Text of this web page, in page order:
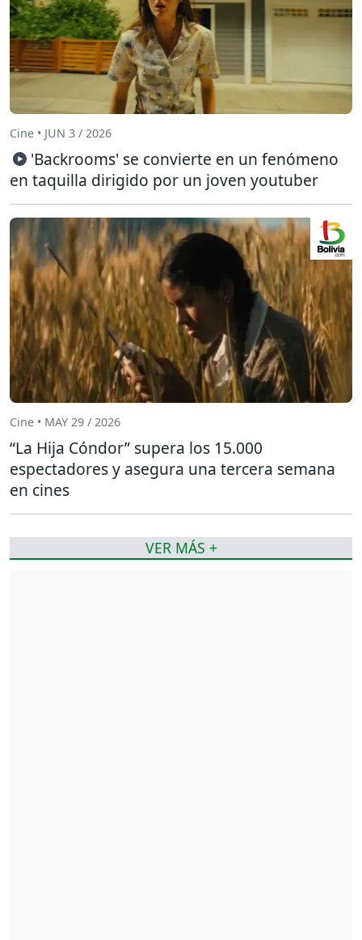
Cine • JUN 3 / 2026
'Backrooms' se convierte en un fenómeno
en taquilla dirigido por un joven youtuber
Cine • MAY 29 / 2026
“La Hija Cóndor” supera los 15.000
espectadores y asegura una tercera semana
en cines
VER MÁS +